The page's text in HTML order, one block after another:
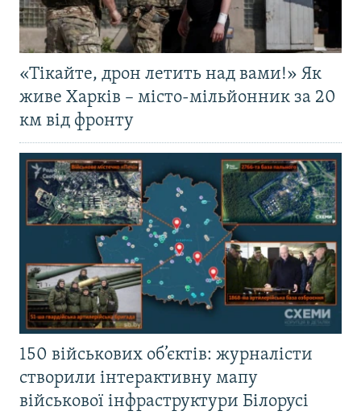
«Тікайте, дрон летить над вами!» Як
живе Харків – місто-мільйонник за 20
км від фронту
150 військових об’єктів: журналісти
створили інтерактивну мапу
військової інфраструктури Білорусі